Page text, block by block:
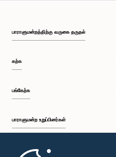
பாராளுமன்றத்திற்கு வருகை தருதல்
கற்க
பங்கேற்க
பாராளுமன்ற உறுப்பினர்கள்
முதற்பக்கம்